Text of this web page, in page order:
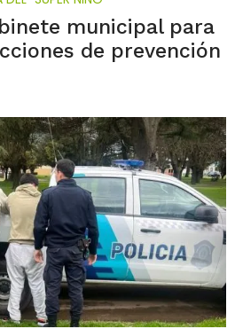
municipal para
de prevención